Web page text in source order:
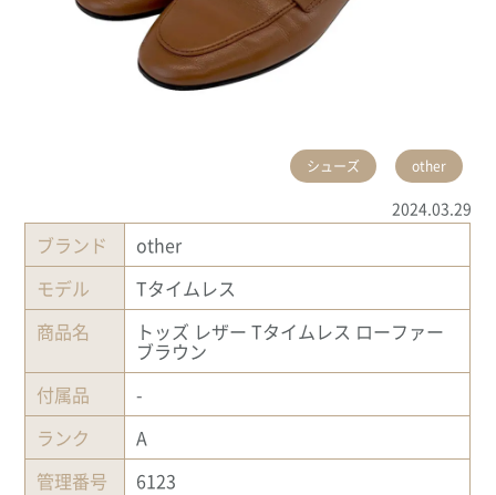
シューズ other
2024.03.29
ブランド
other
モデル
Tタイムレス
商品名
トッズ レザー Tタイムレス ローファー
ブラウン
付属品
-
ランク
A
管理番号
6123